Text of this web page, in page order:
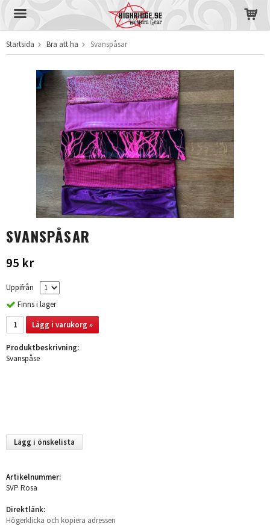
Produkten har blivit tillagd i varukorgen
Startsida Bra att ha Svanspåsar
SVANSPÅSAR
95 kr
Uppifrån
Finns i lager
Lägg i varukorg »
Produktbeskrivning:
Svanspåse
Lägg i önskelista
Artikelnummer:
SVP Rosa
Direktlänk:
Högerklicka och kopiera adressen